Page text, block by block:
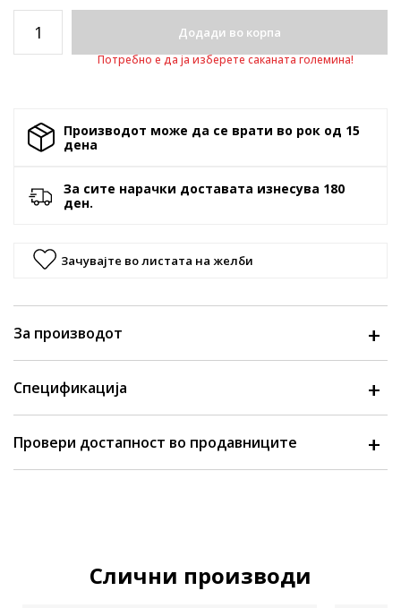
Додади во корпа
Потребно е да ја изберете саканата големина!
Производот може да се врати во рок од 15
денa
За сите нарачки доставата изнесува 180
ден.
Зачувајте во листата на желби
За производот
Спецификација
Провери достапност во продавниците
Слични производи